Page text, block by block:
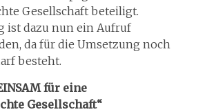
Gesellschaft beteiligt.
ist dazu nun ein Aufruf
da für die Umsetzung noch
besteht.
für eine
Gesellschaft“